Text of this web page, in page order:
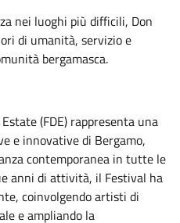
nei luoghi più difficili, Don
di umanità, servizio e
bergamasca.
(FDE) rappresenta una
e innovative di Bergamo,
contemporanea in tutte le
anni di attività, il Festival ha
coinvolgendo artisti di
e ampliando la